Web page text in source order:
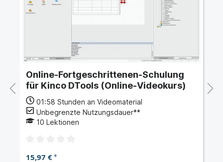
Online-Fortgeschrittenen-Schulung
für Kinco DTools (Online-Videokurs)
01:58 Stunden an Videomaterial
Unbegrenzte Nutzungsdauer**
10 Lektionen
15,97 €*